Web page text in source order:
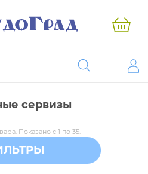
сервизы
Показано с 1 по 35.